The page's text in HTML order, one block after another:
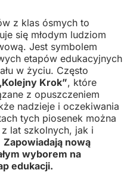
z klas ósmych to
się młodym ludziom
Jest symbolem
etapów edukacyjnych
w życiu. Często
Krok”, które
z opuszczeniem
nadzieje i oczekiwania
tych piosenek można
lat szkolnych, jak i
Zapowiadają nową
wyborem na
edukacji.